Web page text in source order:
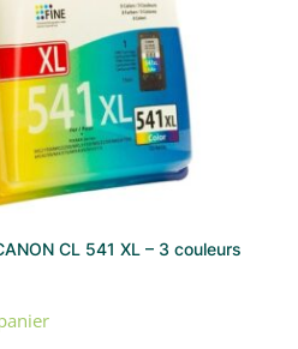
CL 541 XL – 3 couleurs